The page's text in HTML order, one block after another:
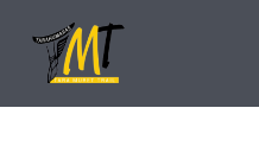
contenu